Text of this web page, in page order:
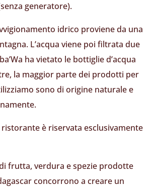
generatore).
idrico proviene da una
L’acqua viene poi filtrata due
ha vietato le bottiglie d’acqua
la maggior parte dei prodotti per
sono di origine naturale e
ristorante è riservata esclusivamente
frutta, verdura e spezie prodotte
concorrono a creare un